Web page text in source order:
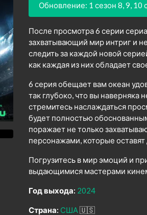
Обновление: 1 сезон 8, 9, 10
После просмотра 6 серии
захватывающий мир интриг и
следить за каждой новой
как каждая из них обладает
6 серия обещает вам океан
так глубоко, что вы
стремитесь наслаждаться
будет полностью
поражает не только
персонажами, которые
Погрузитесь в мир эмоций и
выдающимися мастерами
Год выхода: 2024
Страна: США🇺🇸